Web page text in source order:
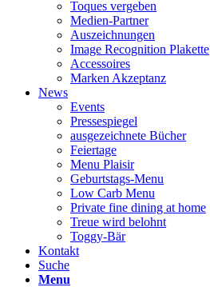
Toques vergeben
Medien-Partner
Auszeichnungen
Image Recognition Plakette
Accessoires
Marken Akzeptanz
News
Events
Pressespiegel
ausgezeichnete Bücher
Feiertage
Menu Plaisir
Geburtstags-Menu
Low Carb Menu
Private fine dining at home
Treue wird belohnt
Toggy-Bär
Kontakt
Suche
Menu